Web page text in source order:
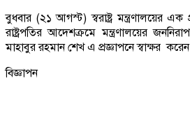
বুধবার (২১ আগস্ট) স্বরাষ্ট্র মন্ত্রণালয়ের
রাষ্ট্রপতির আদেশক্রমে মন্ত্রণালয়ের
মাহাবুর রহমান শেখ এ প্রজ্ঞাপনে স্বাক্ষর
বিজ্ঞাপন